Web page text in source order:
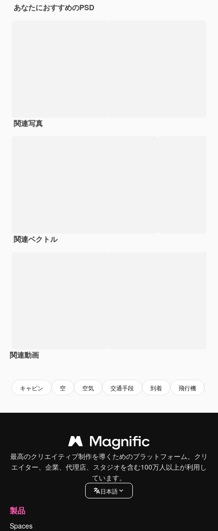
あなたにおすすめのPSD
関連写真
関連ベクトル
関連動画
キャビン 空 空気 交通手段 到着 飛行機
最高のクリエイティブ制作を導くためのプラットフォーム。クリ
エイター、企業、代理店、スタジオを含む100万人以上が利用し
ています。
日本語
製品
Spaces